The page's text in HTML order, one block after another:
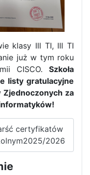
klasy III TI, III TI
już w tym roku
CISCO. Szkoła
listy gratulacyjne
Zjednoczonych za
certyfikatów
2026